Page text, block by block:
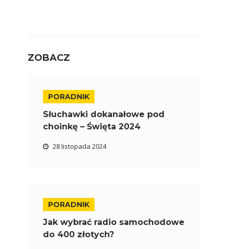
ZOBACZ
PORADNIK
Słuchawki dokanałowe pod
choinkę – Święta 2024
28 listopada 2024
PORADNIK
Jak wybrać radio samochodowe
do 400 złotych?